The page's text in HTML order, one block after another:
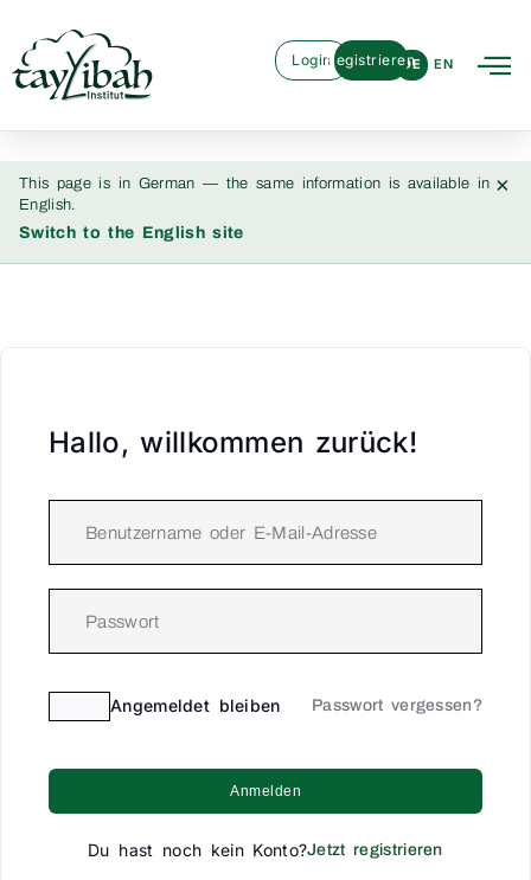
DE EN
LoginRegistrieren
This page is in German — the same information is available in
English.
Switch to the English site
×
Hallo, willkommen zurück!
Angemeldet bleiben Passwort vergessen?
Anmelden
Du hast noch kein Konto?Jetzt registrieren